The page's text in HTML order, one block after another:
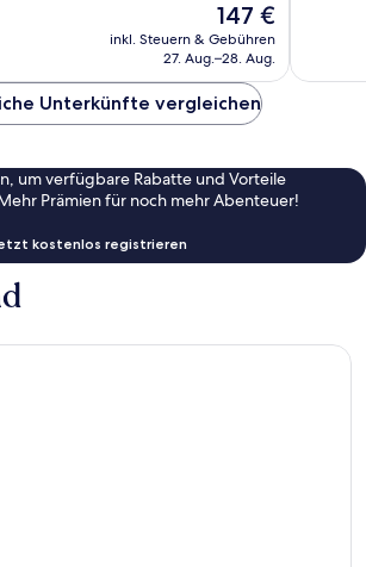
Der
Preis
beträgt
147 €
inkl. Steuern & Gebühren
27. Aug.–28. Aug.
Unterkünfte vergleichen
um verfügbare Rabatte und Vorteile
Prämien für noch mehr Abenteuer!
kostenlos registrieren